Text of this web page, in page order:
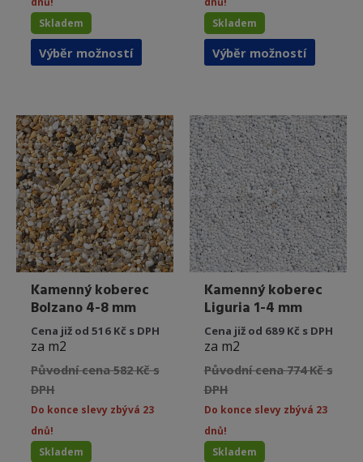
Skladem
Výběr možností
Tento
produkt
variant.
Možnosti
lze
vybrat
na
stránce
produktu
Skladem
Výběr možností
Tento
produkt
variant.
lze
vybrat
na
stránce
Kamenný koberec
Bolzano 4-8 mm
Cena již od 516 Kč s DPH
za m2
Původní cena 582 Kč s
DPH
Do konce slevy zbývá 23
dnů!
Skladem
Kamenný koberec
Liguria 1-4 mm
Cena již od 689 Kč s DPH
za m2
Původní cena 774 Kč s
DPH
Do konce slevy zbývá 23
dnů!
Skladem